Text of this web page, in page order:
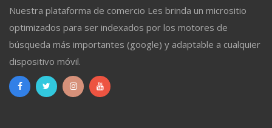
Nuestra plataforma de comercio Les brinda un micrositio
optimizados para ser indexados por los motores de
búsqueda más importantes (google) y adaptable a cualquier
dispositivo móvil.